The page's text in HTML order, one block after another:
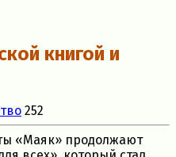
книгой и
252
«Маяк» продолжают